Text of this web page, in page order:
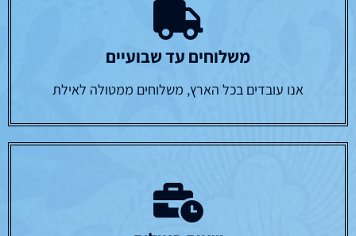
משלוחים עד שבועיים
אנו עובדים בכל הארץ, משלוחים ממטולה לאילת